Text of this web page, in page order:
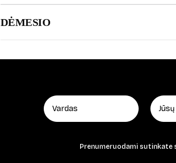
DĖMESIO
Prenumeruodami sutinkate